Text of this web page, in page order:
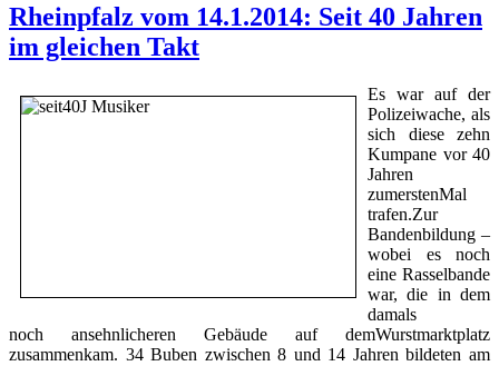
Rheinpfalz vom 14.1.2014: Seit 40 Jahren
im gleichen Takt
Es war auf der
Polizeiwache, als
sich diese zehn
Kumpane vor 40
Jahren
zumerstenMal
trafen.Zur
Bandenbildung –
wobei es noch
eine Rasselbande
war, die in dem
damals
noch ansehnlicheren Gebäude auf demWurstmarktplatz
zusammenkam. 34 Buben zwischen 8 und 14 Jahren bildeten am